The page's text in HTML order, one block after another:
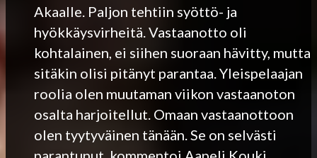
Akaalle. Paljon tehtiin syöttö- ja
hyökkäysvirheitä. Vastaanotto oli
kohtalainen, ei siihen suoraan hävitty, mutta
sitäkin olisi pitänyt parantaa. Yleispelaajan
roolia olen muutaman viikon vastaanoton
osalta harjoitellut. Omaan vastaanottoon
olen tyytyväinen tänään. Se on selvästi